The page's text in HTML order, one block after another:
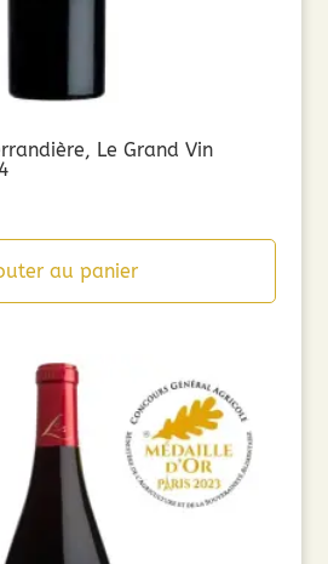
Le Grand Vin
au panier